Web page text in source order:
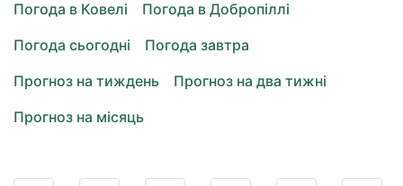
Погода в Ковелі
Погода в Добропіллі
Погода сьогодні
Погода завтра
Прогноз на тиждень
Прогноз на два тижні
Прогноз на місяць